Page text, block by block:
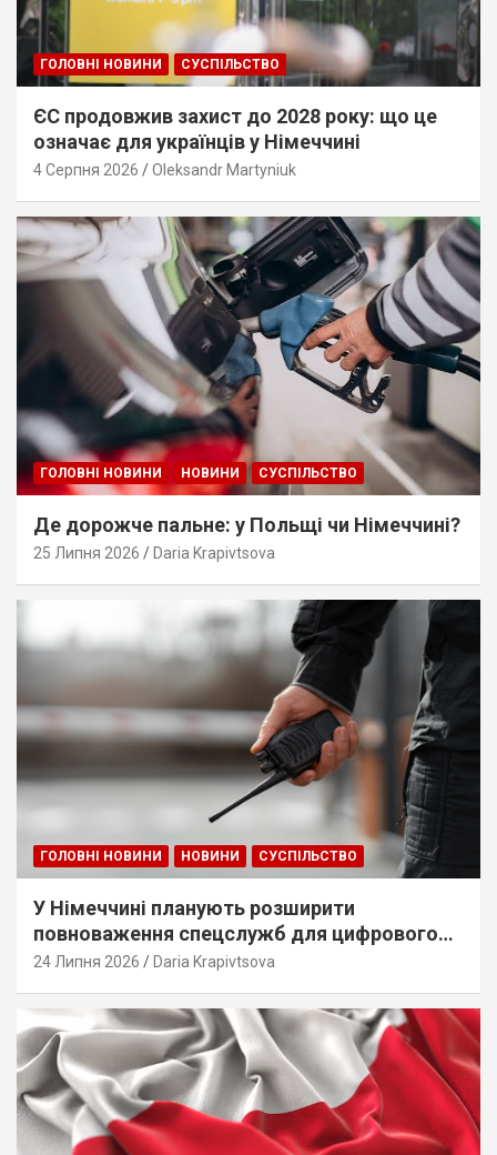
ГОЛОВНІ НОВИНИ СУСПІЛЬСТВО
ЄС продовжив захист до 2028 року: що це
означає для українців у Німеччині
4 Серпня 2026 Oleksandr Martyniuk
ГОЛОВНІ НОВИНИ НОВИНИ СУСПІЛЬСТВО
Де дорожче пальне: у Польщі чи Німеччині?
25 Липня 2026 Daria Krapivtsova
ГОЛОВНІ НОВИНИ НОВИНИ СУСПІЛЬСТВО
У Німеччині планують розширити
повноваження спецслужб для цифрового
стеження
24 Липня 2026 Daria Krapivtsova